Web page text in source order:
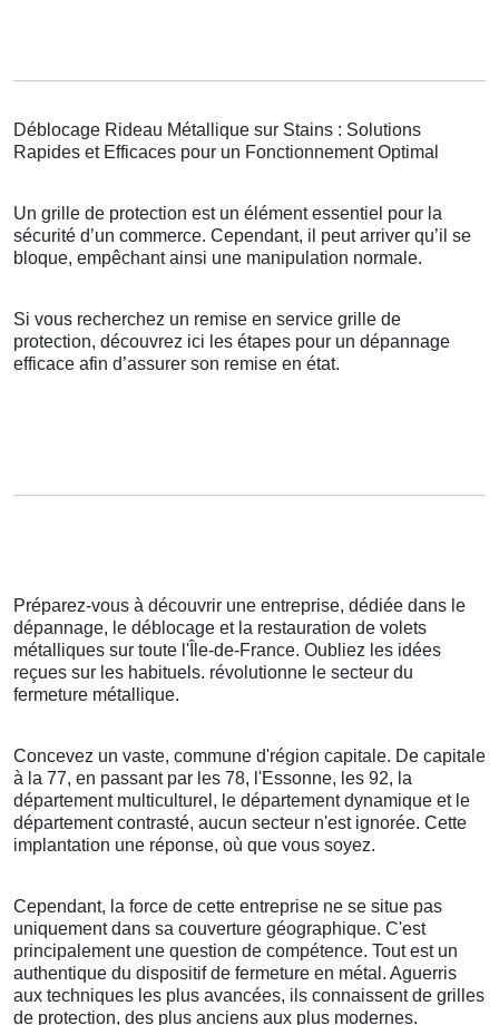
Déblocage Rideau Métallique sur Stains : Solutions
Rapides et Efficaces pour un Fonctionnement Optimal
Un grille de protection est un élément essentiel pour la
sécurité d’un commerce. Cependant, il peut arriver qu’il se
bloque, empêchant ainsi une manipulation normale.
Si vous recherchez un remise en service grille de
protection, découvrez ici les étapes pour un dépannage
efficace afin d’assurer son remise en état.
Préparez-vous à découvrir une entreprise, dédiée dans le
dépannage, le déblocage et la restauration de volets
métalliques sur toute l'Île-de-France. Oubliez les idées
reçues sur les habituels. révolutionne le secteur du
fermeture métallique.
Concevez un vaste, commune d'région capitale. De capitale
à la 77, en passant par les 78, l'Essonne, les 92, la
département multiculturel, le département dynamique et le
département contrasté, aucun secteur n'est ignorée. Cette
implantation une réponse, où que vous soyez.
Cependant, la force de cette entreprise ne se situe pas
uniquement dans sa couverture géographique. C'est
principalement une question de compétence. Tout est un
authentique du dispositif de fermeture en métal. Aguerris
aux techniques les plus avancées, ils connaissent de grilles
de protection, des plus anciens aux plus modernes.